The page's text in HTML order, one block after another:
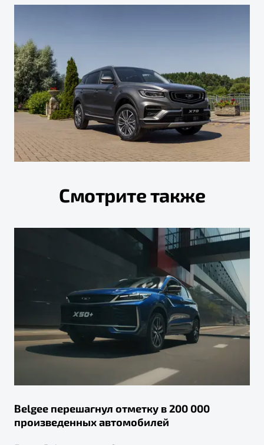
Смотрите также
Belgee перешагнул отметку в 200 000
произведенных автомобилей